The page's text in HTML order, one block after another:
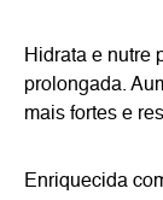
Hidrata e nutre
prolongada.
mais fortes e
Enriquecida